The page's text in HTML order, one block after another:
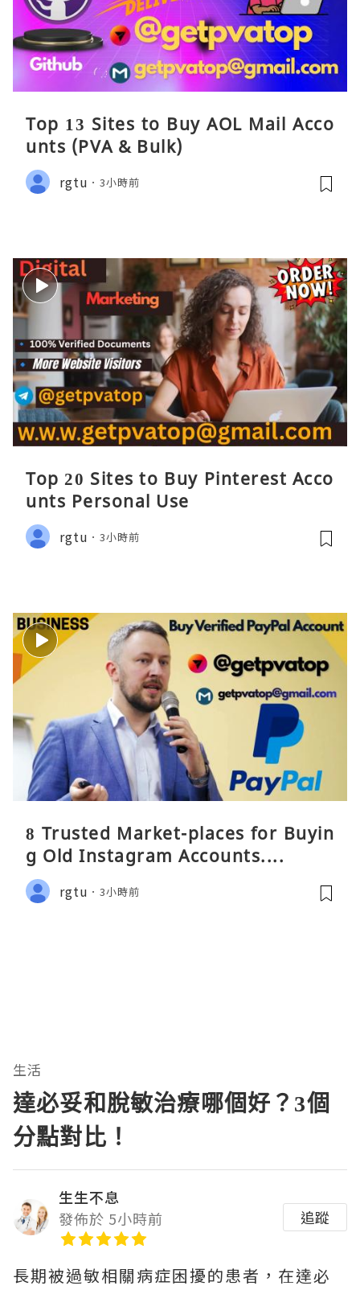
Top 13 Sites to Buy AOL Mail Acco
unts (PVA & Bulk)
rgtu 3小時前
Top 20 Sites to Buy Pinterest Acco
unts Personal Use
rgtu 3小時前
8 Trusted Market-places for Buyin
g Old Instagram Accounts....
rgtu 3小時前
生活
達必妥和脫敏治療哪個好？3個
分點對比！
生生不息
發佈於 5小時前
追蹤
長期被過敏相關病症困擾的患者，在達必